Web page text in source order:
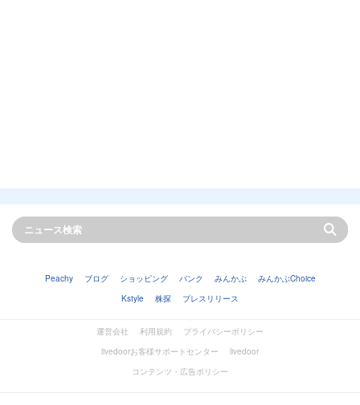
Peachy ブログ ショッピング バンク みんかぶ
みんかぶChoice
Kstyle
株探 プレスリリース
運営会社 利用規約
プライバシーポリシー
livedoorお客様サポートセンター
livedoor
コンテンツ・広告ポリシー